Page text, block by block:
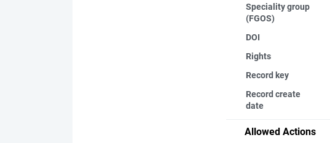
Speciality group
(FGOS)
DOI
Rights
Record key
Record create
date
Allowed Actions